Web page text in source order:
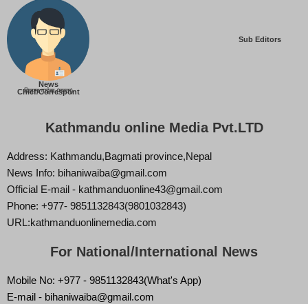
News
Chief/Correspont
बिज्ञान वाईबा (ममता)
Sub Editors
Kathmandu online Media Pvt.LTD
Address: Kathmandu,Bagmati province,Nepal
News Info: bihaniwaiba@gmail.com
Official E-mail - kathmanduonline43@gmail.com
Phone: +977- 9851132843(9801032843)
URL:kathmanduonlinemedia.com
For National/International News
Mobile No: +977 - 9851132843(What's App)
E-mail - bihaniwaiba@gmail.com